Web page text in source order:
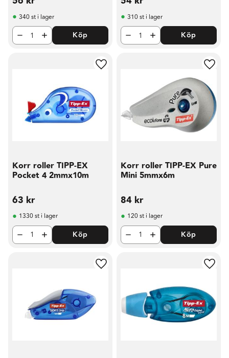
340 st i lager
Köp
310 st i lager
Köp
Korr roller TIPP-EX
Pocket 4 2mmx10m
63 kr
Lägg till i favoriter
1330 st i lager
Köp
Korr roller TIPP-EX Pure
Mini 5mmx6m
84 kr
120 st i lager
Köp
Lägg till i favoriter